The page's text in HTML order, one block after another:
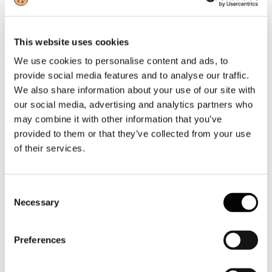
This website uses cookies
We use cookies to personalise content and ads, to
provide social media features and to analyse our traffic.
We also share information about your use of our site with
our social media, advertising and analytics partners who
may combine it with other information that you’ve
provided to them or that they’ve collected from your use
of their services.
Selection
Necessary
Preferences
Giornata Internazionale delle Foreste
Nazionale del Parlamento Europeo
Giovani.
La superficie della foresta europea è in costante crescita: dal 1950
ad oggi è aumentata del 30% una dimensione pari a 1500 campi da
calcio al giorno
Lucca, 21 marzo 2025
delle Foreste nel contesto della 56° edizione della Conferenza
italiani ed europei presenti all’iniziativa” afferma Massimo Medugno
DG Assocarta.
La conferenza fa quest’anno tappa, a Lucca, la cui provincia
rappresenta il primo distretto cartario europeo. Per una Europa più
coesa, con il coinvolgimento di ragazzi provenienti da tutta l’Unione